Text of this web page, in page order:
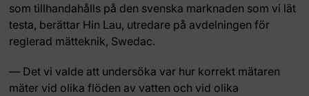
som tillhandahålls på den svenska marknaden som vi lät
testa, berättar Hin Lau, utredare på avdelningen för
reglerad mätteknik, Swedac.
— Det vi valde att undersöka var hur korrekt mätaren
mäter vid olika flöden av vatten och vid olika